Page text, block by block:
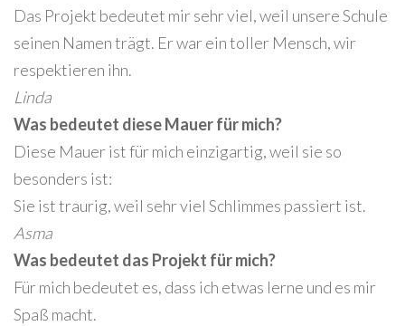
Das Projekt bedeutet mir sehr viel, weil unsere Schule
seinen Namen trägt. Er war ein toller Mensch, wir
respektieren ihn.
Linda
Was bedeutet diese Mauer für mich?
Diese Mauer ist für mich einzigartig, weil sie so
besonders ist:
Sie ist traurig, weil sehr viel Schlimmes passiert ist.
Asma
Was bedeutet das Projekt für mich?
Für mich bedeutet es, dass ich etwas lerne und es mir
Spaß macht.